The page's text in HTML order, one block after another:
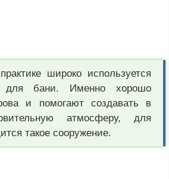
широко используется
для бани. Именно хорошо
и помогают создавать в
атмосферу, для
такое сооружение.